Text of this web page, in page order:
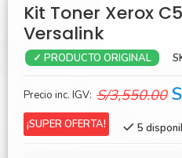
Kit Toner Xerox
Versalink
✓ PRODUCTO ORIGINAL
Precio inc. IGV: S/3,550.00
¡SUPER OFERTA! 5